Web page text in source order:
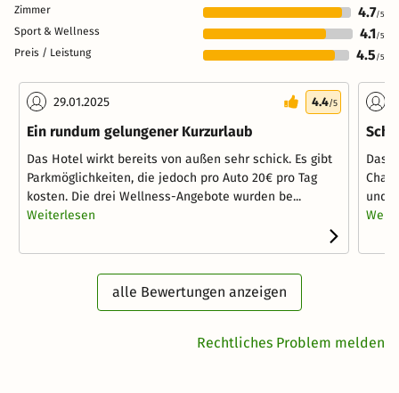
Zimmer 4.7/5
Sport & Wellness 4.1/5
Preis / Leistung 4.5 /5
29.01.2025 4.4/5
Ein rundum gelungener Kurzurlaub
Das Hotel wirkt bereits von außen sehr schick. Es gibt
Parkmöglichkeiten, die jedoch pro Auto 20€ pro Tag
kosten. Die drei Wellness-Angebote wurden be...
Weiterlesen
Das
und
alle Bewertungen anzeigen
Rechtliches Problem melden